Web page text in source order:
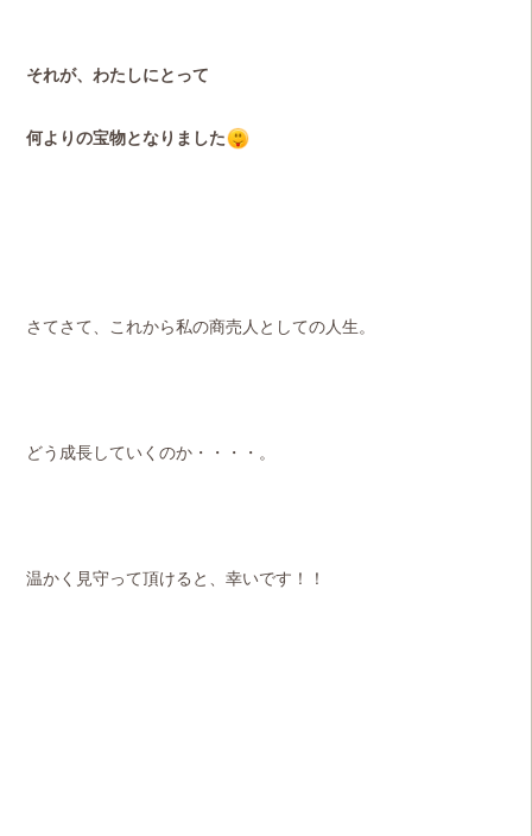
それが、わたしにとって
何よりの宝物となりました
さてさて、これから私の商売人としての人生。
どう成長していくのか・・・・。
温かく見守って頂けると、幸いです！！